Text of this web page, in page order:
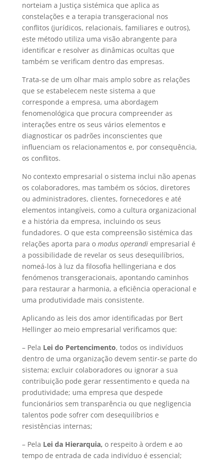
norteiam a Justiça sistémica que aplica as
constelações e a terapia transgeracional nos
conflitos (jurídicos, relacionais, familiares e outros),
este método utiliza uma visão abrangente para
identificar e resolver as dinâmicas ocultas que
também se verificam dentro das empresas.
Trata-se de um olhar mais amplo sobre as relações
que se estabelecem neste sistema a que
corresponde a empresa, uma abordagem
fenomenológica que procura compreender as
interações entre os seus vários elementos e
diagnosticar os padrões inconscientes que
influenciam os relacionamentos e, por consequência,
os conflitos.
No contexto empresarial o sistema inclui não apenas
os colaboradores, mas também os sócios, diretores
ou administradores, clientes, fornecedores e até
elementos intangíveis, como a cultura organizacional
e a história da empresa, incluindo os seus
fundadores. O que esta compreensão sistémica das
relações aporta para o modus operandiempresarial é
a possibilidade de revelar os seus desequilíbrios,
nomeá-los à luz da filosofia hellingeriana e dos
fenómenos transgeracionais, apontando caminhos
para restaurar a harmonia, a eficiência operacional e
uma produtividade mais consistente.
Aplicando as leis dos amor identificadas por Bert
Hellinger ao meio empresarial verificamos que:
– Pela Lei do Pertencimento, todos os indivíduos
dentro de uma organização devem sentir-se parte do
sistema; excluir colaboradores ou ignorar a sua
contribuição pode gerar ressentimento e queda na
produtividade; uma empresa que despede
funcionários sem transparência ou que negligencia
talentos pode sofrer com desequilíbrios e
resistências internas;
– Pela Lei da Hierarquia, o respeito à ordem e ao
tempo de entrada de cada indivíduo é essencial;